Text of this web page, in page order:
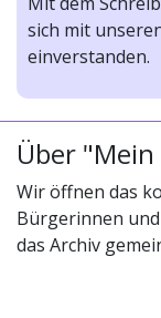
sich mit
einverstanden.
Über
Wir öffnen das
Bürgerinnen
das Archiv